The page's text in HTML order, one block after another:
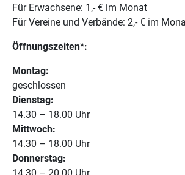
Für Erwachsene: 1,- € im Monat
Für Vereine und Verbände: 2,- € im
Öffnungszeiten*:
Montag:
geschlossen
Dienstag:
14.30 – 18.00 Uhr
Mittwoch:
14.30 – 18.00 Uhr
Donnerstag: